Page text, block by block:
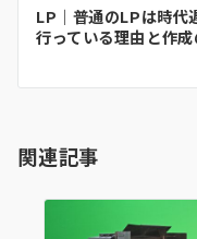
ゲ
ー
シ
ン
LP｜普通のLPは時
行っている理由と作
関連記事